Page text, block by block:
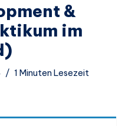
&
im
1 Minuten Lesezeit